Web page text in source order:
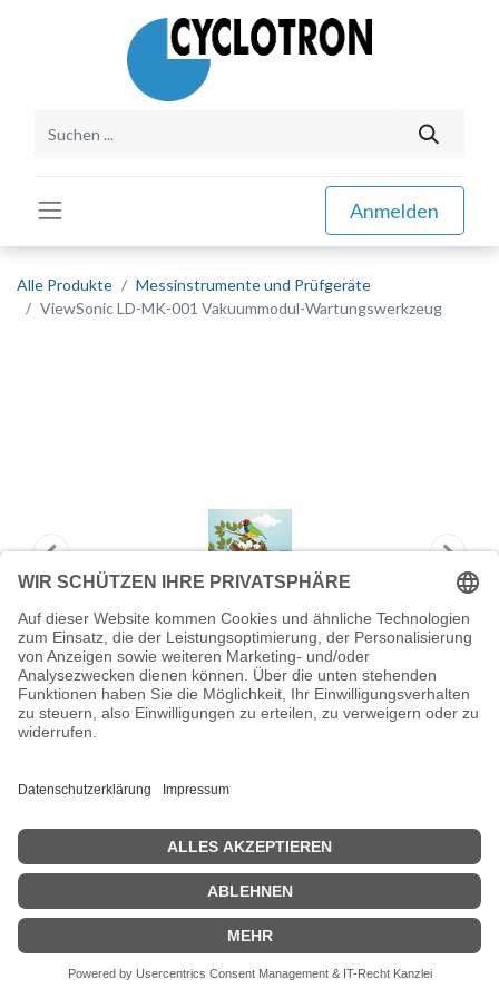
Anmelden
Alle Produkte
Messinstrumente und Prüfgeräte
ViewSonic LD-MK-001 Vakuummodul-Wartungswerkzeug
ViewSonic LD-MK-001 Vakuummodul-
Wartungswerkzeug
ViewSonic LD-MK-001 Vakuummodul-Wartungswerkzeug -
Zubehör TFT/LCD-TV
Zeige Preise inklusiv MwSt. (Brutto)
363,85€ inkl. MwSt.